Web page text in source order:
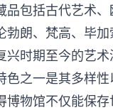
品包括古代艺术
勃朗、梵高、毕
兴时期至今的艺术
色之一是其多样
博物馆不仅能保